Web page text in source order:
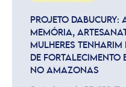
PROJETO
MEMÓRIA,
MULHERES
DE FORTALECIMENTO
NO AMAZONAS